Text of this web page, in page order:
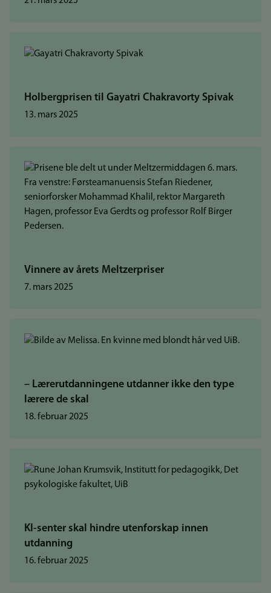
Holbergprisen til Gayatri Chakravorty Spivak
13. mars 2025
Vinnere av årets Meltzerpriser
7. mars 2025
– Lærerutdanningene utdanner ikke den type
lærere de skal
18. februar 2025
KI-senter skal hindre utenforskap innen
utdanning
16. februar 2025